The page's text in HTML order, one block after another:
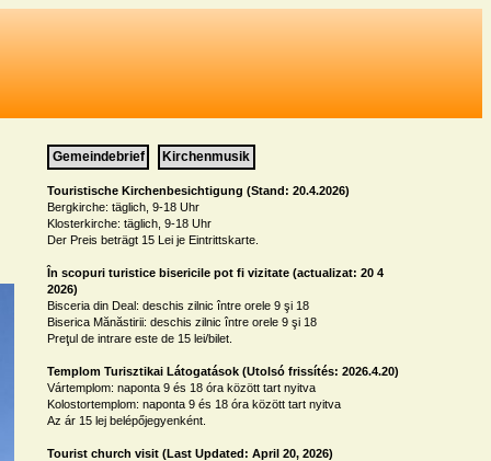
Gemeindebrief Kirchenmusik
Touristische Kirchenbesichtigung (Stand: 20.4.2026)
Bergkirche: täglich, 9-18 Uhr
Klosterkirche: täglich, 9-18 Uhr
Der Preis beträgt 15 Lei je Eintrittskarte.
În scopuri turistice bisericile pot fi vizitate (actualizat: 20 4
2026)
Bisceria din Deal: deschis zilnic între orele 9 şi 18
Biserica Mănăstirii: deschis zilnic între orele 9 şi 18
Preţul de intrare este de 15 lei/bilet.
Templom Turisztikai Látogatások (Utolsó frissítés: 2026.4.20)
Vártemplom: naponta 9 és 18 óra között tart nyitva
Kolostortemplom: naponta 9 és 18 óra között tart nyitva
Az ár 15 lej belépőjegyenként.
Tourist church visit (Last Updated: April 20, 2026)